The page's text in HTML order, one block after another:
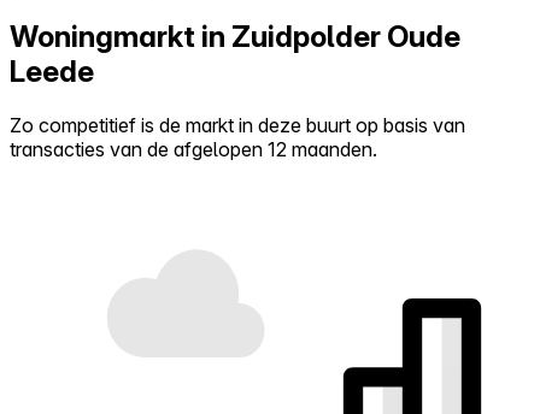
Woningmarkt in Zuidpolder Oude
Leede
Zo competitief is de markt in deze buurt op basis van
transacties van de afgelopen 12 maanden.